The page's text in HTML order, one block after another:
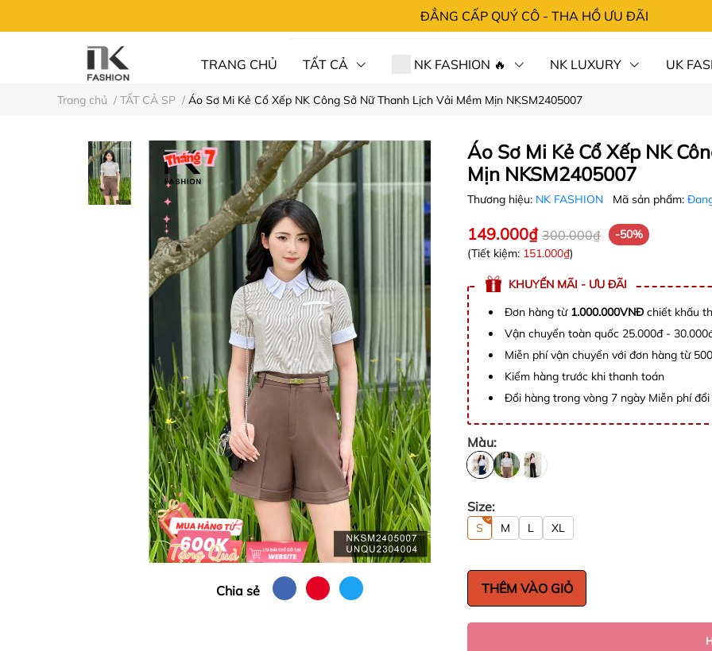
ĐẲNG CẤP QUÝ CÔ - THA HỒ ƯU ĐÃI
TRANG CHỦ TẤT CẢ NK FASHION 🔥 NK LUXURY UK
Trang chủ / TẤT CẢ SP / Áo Sơ Mi Kẻ Cổ Xếp NK Công Sở Nữ Thanh Lịch Vải Mềm Mịn NKSM2405007
Chia sẻ
Áo Sơ Mi Kẻ Cổ Xếp NK
Mịn NKSM2405007
Thương hiệu: NK FASHION Mã sản phẩm:
149.000₫ 300.000₫
-50%
(Tiết kiệm: 151.000₫)
KHUYẾN MÃI - ƯU ĐÃI
Đơn hàng từ 1.000.000VNĐchiết khấu
Vận chuyển toàn quốc 25.000đ -
Miễn phí vận chuyển với đơn hàng từ
Kiểm hàng trước khi thanh toán
Đổi hàng trong vòng 7 ngày Miễn phí
Màu:
Size:
S M L XL
THÊM VÀO GIỎ